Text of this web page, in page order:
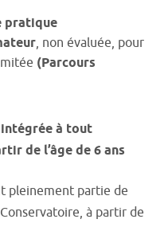
pratique
, non évaluée, pour
(Parcours
intégrée à tout
de l’âge de 6 ans
pleinement partie de
à partir de